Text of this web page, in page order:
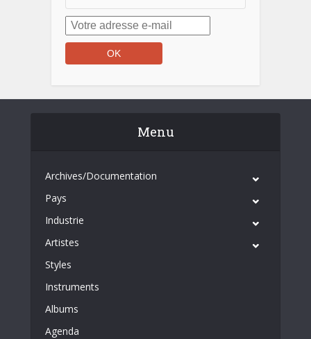
Menu
Archives/Documentation
Pays
Industrie
Artistes
Styles
Instruments
Albums
Agenda